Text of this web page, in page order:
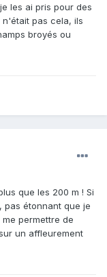
les ai pris pour des
pas cela, ils
broyés ou
que les 200 m ! Si
pas étonnant que je
permettre de
un affleurement